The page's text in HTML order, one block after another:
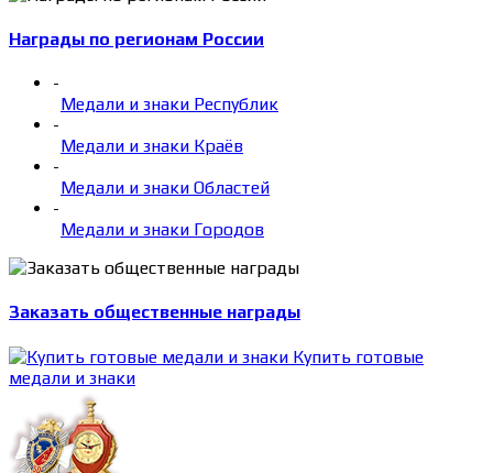
Награды по регионам России
-
Медали и знаки Республик
-
Медали и знаки Краёв
-
Медали и знаки Областей
-
Медали и знаки Городов
Заказать общественные награды
Купить готовые
медали и знаки